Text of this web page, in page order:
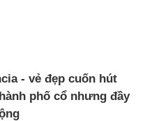
- vẻ đẹp cuốn hút
phố cổ nhưng đầy